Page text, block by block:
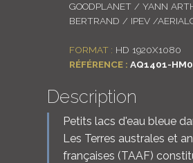
GOODPLANET / YANN
BERTRAND / IPEV /
FORMAT : HD 1920X1080
RÉFÉRENCE : AQ1401-
Description
Petits lacs d'eau bleue
Les Terres australes et
françaises (TAAF)